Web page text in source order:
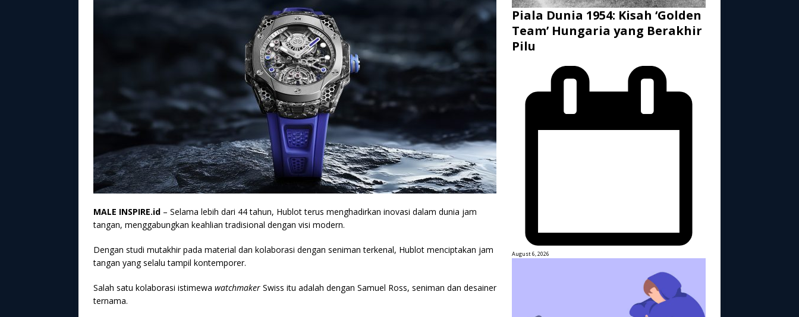
MALE INSPIRE.id – Selama lebih dari 44 tahun, Hublot terus menghadirkan inovasi dalam dunia jam
tangan, menggabungkan keahlian tradisional dengan visi modern.
Dengan studi mutakhir pada material dan kolaborasi dengan seniman terkenal, Hublot menciptakan jam
tangan yang selalu tampil kontemporer.
Salah satu kolaborasi istimewa watchmaker Swiss itu adalah dengan Samuel Ross, seniman dan desainer
ternama.
Piala Dunia 1954: Kisah ‘Golden
Team’ Hungaria yang Berakhir
Pilu
August 6, 2026